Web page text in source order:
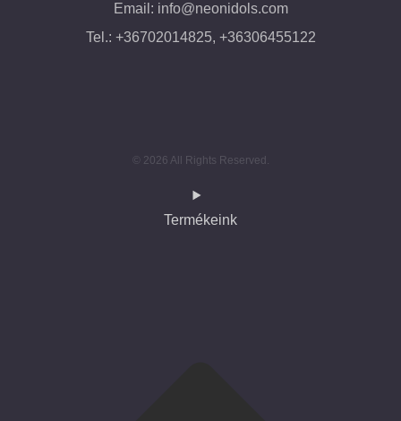
Email: info@neonidols.com
Tel.: +36702014825, +36306455122
© 2026 All Rights Reserved.
Termékeink